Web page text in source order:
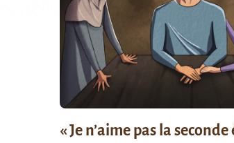
« Je n’aime pas la